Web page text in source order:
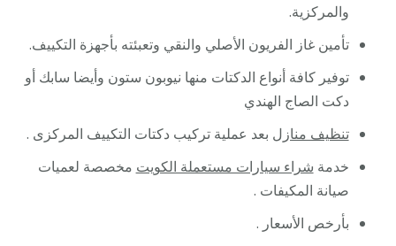
والمركزية.
تأمين غاز الفريون الأصلي والنقي وتعبئته بأجهزة التكييف.
توفير كافة أنواع الدكتات منها نيوبون ستون وأيضا سابك أو
دكت الصاج الهندي
تنظيف منازل بعد عملية تركيب دكتات التكييف المركزى .
خدمة شراء سيارات مستعملة الكويت مخصصة لعميات
صيانة المكيفات .
بأرخص الأسعار .